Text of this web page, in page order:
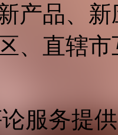
产品、
、直辖
服务提